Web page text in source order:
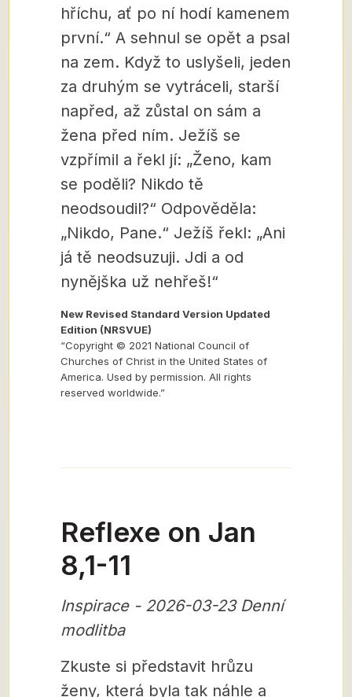
hříchu, ať po ní hodí kamenem
první.“ A sehnul se opět a psal
na zem. Když to uslyšeli, jeden
za druhým se vytráceli, starší
napřed, až zůstal on sám a
žena před ním. Ježíš se
vzpřímil a řekl jí: „Ženo, kam
se poděli? Nikdo tě
neodsoudil?“ Odpověděla:
„Nikdo, Pane.“ Ježíš řekl: „Ani
já tě neodsuzuji. Jdi a od
nynějška už nehřeš!“
New Revised Standard Version Updated
Edition (NRSVUE)
“Copyright © 2021 National Council of
Churches of Christ in the United States of
America. Used by permission. All rights
reserved worldwide.”
Reflexe on Jan
8,1-11
Inspirace - 2026-03-23 Denní
modlitba
Zkuste si představit hrůzu
ženy, která byla tak náhle a